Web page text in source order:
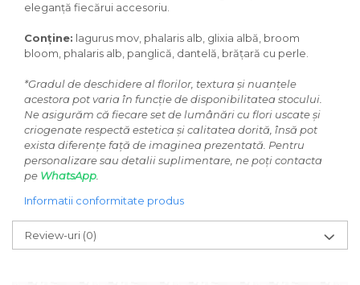
eleganță fiecărui accesoriu.
Conține: lagurus mov, phalaris alb, glixia albă, broom
bloom, phalaris alb, panglică, dantelă, brățară cu perle.
*Gradul de deschidere al florilor, textura și nuanțele
acestora pot varia în funcție de disponibilitatea stocului.
Ne asigurăm că fiecare set de lumânări cu flori uscate și
criogenate respectă estetica și calitatea dorită, însă pot
exista diferențe față de imaginea prezentată. Pentru
personalizare sau detalii suplimentare, ne poți contacta
pe WhatsApp
Informatii conformitate produs
Review-uri (0)